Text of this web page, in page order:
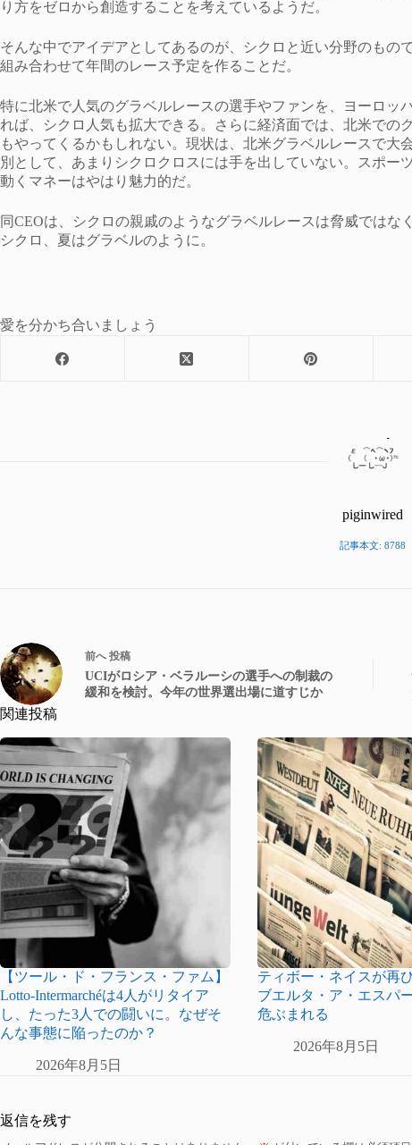
り方をゼロから創造することを考えているようだ。
そんな中でアイデアとしてあるのが、シクロと近い分野のもの
組み合わせて年間のレース予定を作ることだ。
特に北米で人気のグラベルレースの選手やファンを、ヨーロッ
れば、シクロ人気も拡大できる。さらに経済面では、北米での
もやってくるかもしれない。現状は、北米グラベルレースで大
別として、あまりシクロクロスには手を出していない。スポー
動くマネーはやはり魅力的だ。
同CEOは、シクロの親戚のようなグラベルレースは脅威では
シクロ、夏はグラベルのように。
愛を分かち合いましょう
piginwired
記事本文: 8788
前へ投稿
UCIがロシア・ベラルーシの選手への制裁の
緩和を検討。今年の世界選出場に道すじか
関連投稿
【ツール・ド・フランス・ファム】
Lotto-Intermarchéは4人がリタイア
し、たった3人での闘いに。なぜそ
んな事態に陥ったのか？
2026年8月5日
ティボー・ネイスが再
ブエルタ・ア・エスパ
危ぶまれる
2026年8月5日
返信を残す